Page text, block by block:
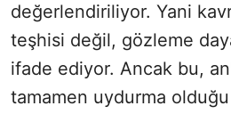
değerlendiriliyor. Yani
teşhisi değil, gözleme
ifade ediyor. Ancak bu,
tamamen uydurma olduğu